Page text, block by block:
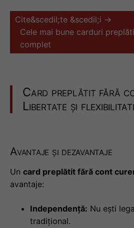
Cite&scedil;te &scedil;i →
Cele mai bune carduri
complet
Card preplătit fără
Libertate și
Avantaje și dezavantaje
Un card preplătit fără cont
avantaje:
Independență: Nu ești
tradițional.